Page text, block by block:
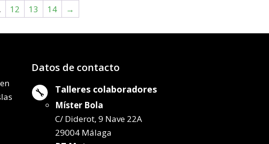
12 13 14 →
Datos de contacto
 Talleres colaboradores
Míster Bola
C/ Diderot, 9 Nave 22A
29004 Málaga